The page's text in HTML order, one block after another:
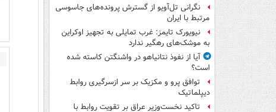
نگرانی تل‌آویو از گسترش پرونده‌های جاسوسی
مرتبط با ایران
نیویورک تایمز: غرب تمایلی به تجهیز اوکراین
به موشک‌های رهگیر ندارد
آیا از نفوذ نتانیاهو در واشنگتن کاسته شده
است؟
توافق پرو و مکزیک بر سر ازسرگیری روابط
دیپلماتیک
تاکید نخست‌وزیر عراق بر تقویت روابط با